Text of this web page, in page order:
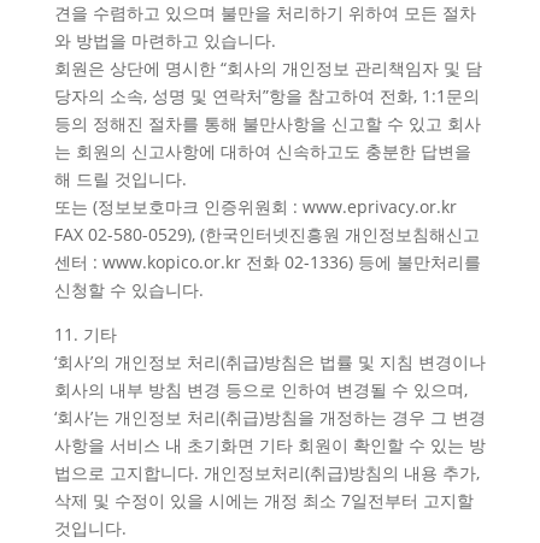
견을 수렴하고 있으며 불만을 처리하기 위하여 모든 절차
와 방법을 마련하고 있습니다.
회원은 상단에 명시한 “회사의 개인정보 관리책임자 및 담
당자의 소속, 성명 및 연락처”항을 참고하여 전화, 1:1문의
등의 정해진 절차를 통해 불만사항을 신고할 수 있고 회사
는 회원의 신고사항에 대하여 신속하고도 충분한 답변을
해 드릴 것입니다.
또는 (정보보호마크 인증위원회 : www.eprivacy.or.kr
FAX 02-580-0529), (한국인터넷진흥원 개인정보침해신고
센터 : www.kopico.or.kr 전화 02-1336) 등에 불만처리를
신청할 수 있습니다.
11. 기타
‘회사’의 개인정보 처리(취급)방침은 법률 및 지침 변경이나
회사의 내부 방침 변경 등으로 인하여 변경될 수 있으며,
‘회사’는 개인정보 처리(취급)방침을 개정하는 경우 그 변경
사항을 서비스 내 초기화면 기타 회원이 확인할 수 있는 방
법으로 고지합니다. 개인정보처리(취급)방침의 내용 추가,
삭제 및 수정이 있을 시에는 개정 최소 7일전부터 고지할
것입니다.